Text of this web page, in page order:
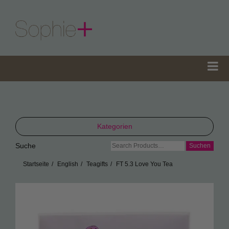
Kategorien
TeaGifts
Suche
Suche
Startseite
English Teagifts FT 5.3 Love You Tea